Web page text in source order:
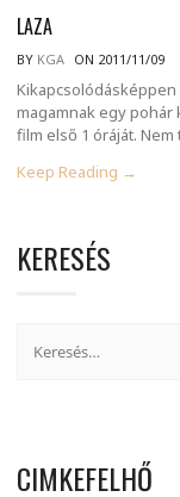
LAZA
BY KGA ON 2011/11/09
magamnak egy pohár
film első 1 óráját.
Keep Reading →
KERESÉS
CIMKEFELHŐ